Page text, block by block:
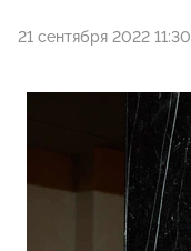
21 сентября 2022 11:30